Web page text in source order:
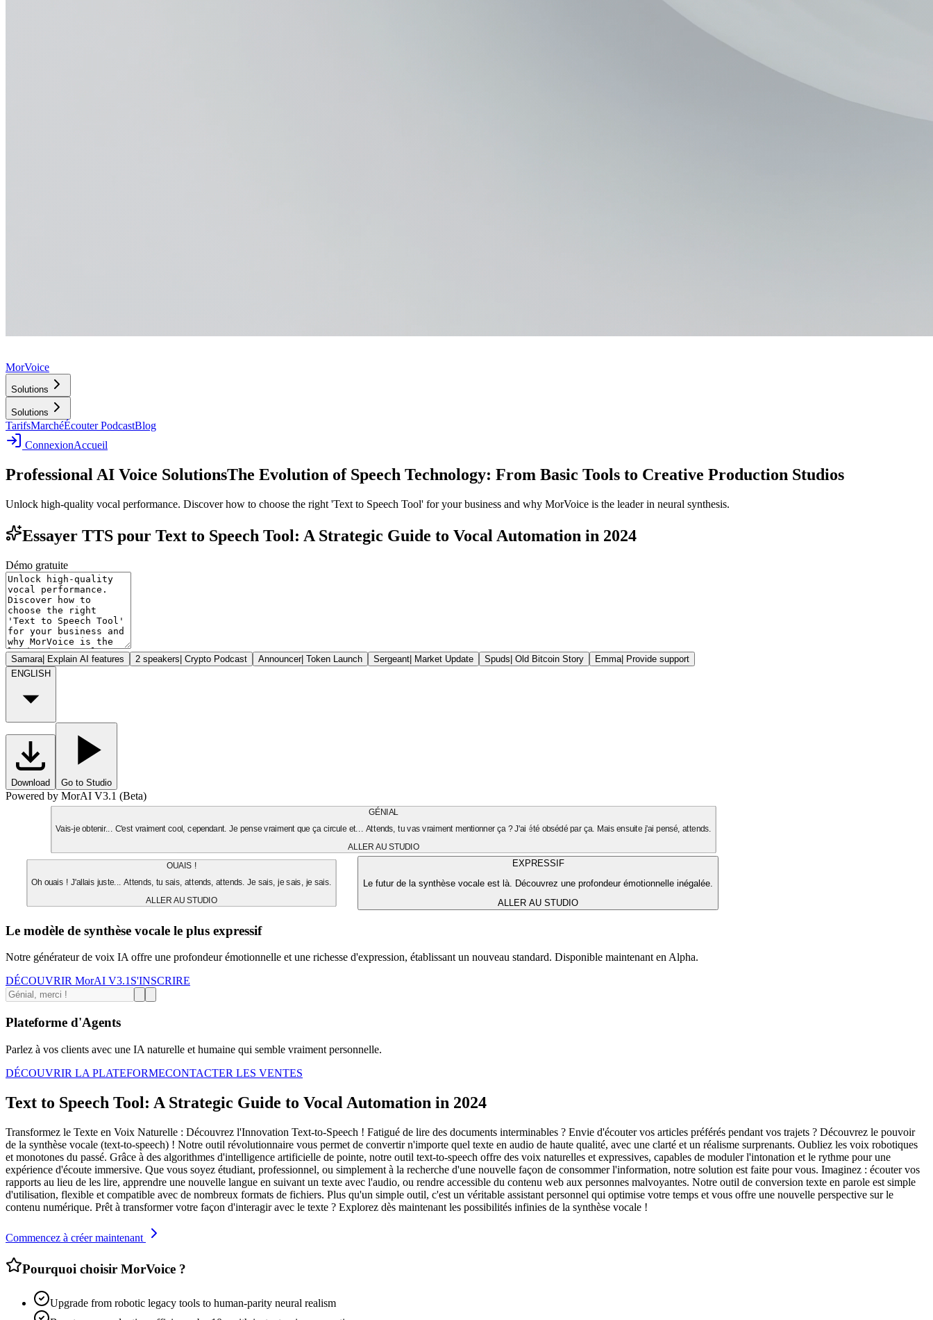
MorVoice
Solutions
Solutions
TarifsMarchéÉcouter PodcastBlog
ConnexionAccueil
Professional AI Voice SolutionsThe Evolution of Speech Technology: From Basic Tools to Creative Production Studios
Unlock high-quality vocal performance. Discover how to choose the right 'Text to Speech Tool' for your business and why MorVoice is the leader in neural synthesis.
Essayer TTS pour Text to Speech Tool: A Strategic Guide to Vocal Automation in 2024
Démo gratuite
Samara| Explain AI features 2 speakers| Crypto Podcast Announcer| Token Launch Sergeant| Market Update Spuds| Old Bitcoin Story Emma| Provide support
ENGLISH
Download Go to Studio
Powered by MorAI V3.1 (Beta)
GÉNIAL
Vais-je obtenir... C'est vraiment cool, cependant. Je pense vraiment que ça circule et... Attends, tu vas vraiment mentionner ça ? J'ai été obsédé par ça. Mais ensuite j'ai pensé, attends.
ALLER AU STUDIO
OUAIS !
Oh ouais ! J'allais juste... Attends, tu sais, attends, attends. Je sais, je sais, je sais.
ALLER AU STUDIO
EXPRESSIF
Le futur de la synthèse vocale est là. Découvrez une profondeur émotionnelle inégalée.
ALLER AU STUDIO
Le modèle de synthèse vocale le plus expressif
Notre générateur de voix IA offre une profondeur émotionnelle et une richesse d'expression, établissant un nouveau standard. Disponible maintenant en Alpha.
DÉCOUVRIR MorAI V3.1 S'INSCRIRE
Plateforme d'Agents
Parlez à vos clients avec une IA naturelle et humaine qui semble vraiment personnelle.
DÉCOUVRIR LA PLATEFORMECONTACTER LES VENTES
Text to Speech Tool: A Strategic Guide to Vocal Automation in 2024
Transformez le Texte en Voix Naturelle : Découvrez l'Innovation Text-to-Speech ! Fatigué de lire des documents interminables ? Envie d'écouter vos articles préférés pendant vos trajets ? Découvrez le pouvoir
de la synthèse vocale (text-to-speech) ! Notre outil révolutionnaire vous permet de convertir n'importe quel texte en audio de haute qualité, avec une clarté et un réalisme surprenants. Oubliez les voix robotiques
et monotones du passé. Grâce à des algorithmes d'intelligence artificielle de pointe, notre outil text-to-speech offre des voix naturelles et expressives, capables de moduler l'intonation et le rythme pour une
expérience d'écoute immersive. Que vous soyez étudiant, professionnel, ou simplement à la recherche d'une nouvelle façon de consommer l'information, notre solution est faite pour vous. Imaginez : écouter vos
rapports au lieu de les lire, apprendre une nouvelle langue en suivant un texte avec l'audio, ou rendre accessible du contenu web aux personnes malvoyantes. Notre outil de conversion texte en parole est simple
d'utilisation, flexible et compatible avec de nombreux formats de fichiers. Plus qu'un simple outil, c'est un véritable assistant personnel qui optimise votre temps et vous offre une nouvelle perspective sur le
contenu numérique. Prêt à transformer votre façon d'interagir avec le texte ? Explorez dès maintenant les possibilités infinies de la synthèse vocale !
Commencez à créer maintenant
Pourquoi choisir MorVoice ?
Upgrade from robotic legacy tools to human-parity neural realism